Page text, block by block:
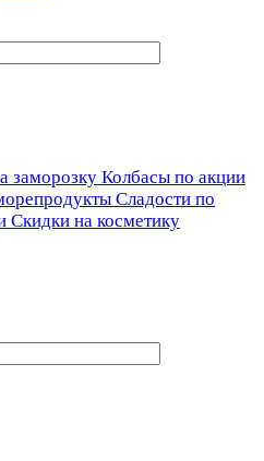
заморозку Колбасы по акции
Сладости по
Скидки на косметику